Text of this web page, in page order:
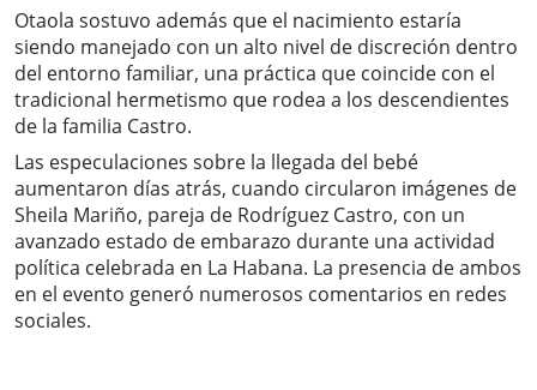
Otaola sostuvo además que el nacimiento estaría
siendo manejado con un alto nivel de discreción dentro
del entorno familiar, una práctica que coincide con el
tradicional hermetismo que rodea a los descendientes
de la familia Castro.
Las especulaciones sobre la llegada del bebé
aumentaron días atrás, cuando circularon imágenes de
Sheila Mariño, pareja de Rodríguez Castro, con un
avanzado estado de embarazo durante una actividad
política celebrada en La Habana. La presencia de ambos
en el evento generó numerosos comentarios en redes
sociales.